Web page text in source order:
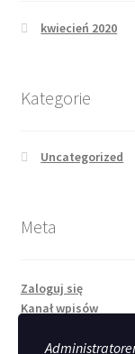
kwiecień 2020
Kategorie
Uncategorized
Meta
Zaloguj się
Kanał wpisów
WordPress.org